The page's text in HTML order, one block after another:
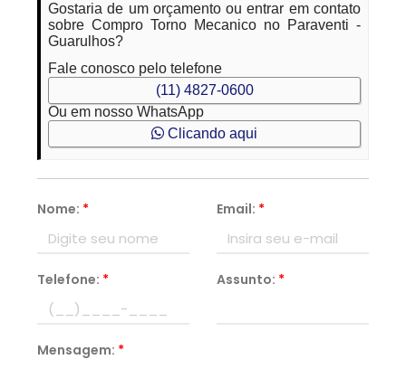
Gostaria de um orçamento ou entrar em contato
sobre Compro Torno Mecanico no Paraventi -
Guarulhos?
Fale conosco pelo telefone
(11) 4827-0600
Ou em nosso WhatsApp
Clicando aqui
Nome: * Email: *
Telefone: * Assunto: *
Mensagem: *